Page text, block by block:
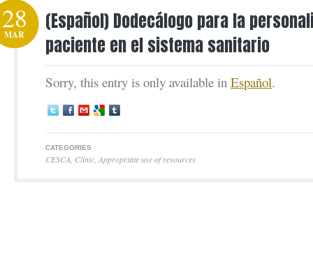
(Español) Dodecálogo para la
paciente en el sistema sanitario
28
MAR
Sorry, this entry is only available in Español.
CATEGORIES
CESCA Clinic Appropriate use of resources